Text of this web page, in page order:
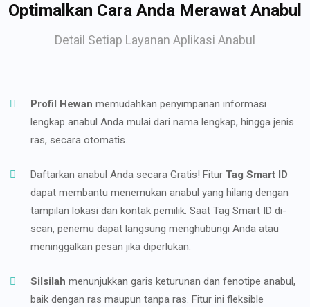
Optimalkan Cara Anda Merawat Anabul
Detail Setiap Layanan Aplikasi Anabul
Profil Hewan memudahkan penyimpanan informasi
lengkap anabul Anda mulai dari nama lengkap, hingga jenis
ras, secara otomatis.
Daftarkan anabul Anda secara Gratis! Fitur Tag Smart ID
dapat membantu menemukan anabul yang hilang dengan
tampilan lokasi dan kontak pemilik. Saat Tag Smart ID di-
scan, penemu dapat langsung menghubungi Anda atau
meninggalkan pesan jika diperlukan.
Silsilah menunjukkan garis keturunan dan fenotipe anabul,
baik dengan ras maupun tanpa ras. Fitur ini fleksible